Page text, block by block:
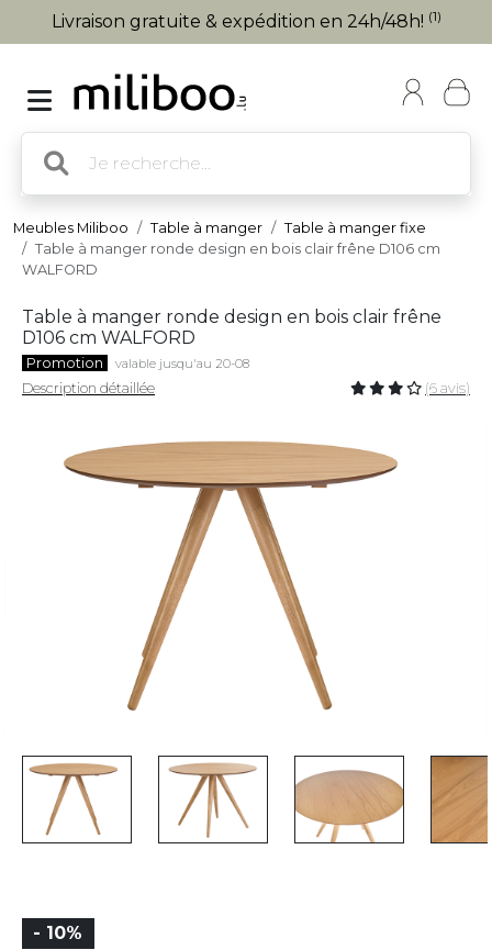
Livraison gratuite & expédition en 24h/48h! (1)
Meubles Miliboo Table à manger
Table à manger fixe
Table à manger ronde design en bois clair frêne D106 cm
WALFORD
Table à manger ronde design en bois clair frêne
D106 cm WALFORD
Promotion valable jusqu'au 20-08
Description détaillée (6 avis)
- 10%